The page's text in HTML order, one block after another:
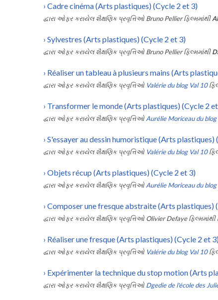
› Cadre cinéma (Arts plastiques) (Cycle 2 et 3)
દ્વારા ઓફર કરાયેલ શૈક્ષણિક પ્રવૃત્તિઓ Bruno Pellier ફિલ્મમાંથી
› Sylvestres (Arts plastiques) (Cycle 2 et 3)
દ્વારા ઓફર કરાયેલ શૈક્ષણિક પ્રવૃત્તિઓ Bruno Pellier ફિલ્મમાંથી
› Réaliser un tableau à plusieurs mains (Arts
દ્વારા ઓફર કરાયેલ શૈક્ષણિક પ્રવૃત્તિઓ Valérie du blog Val 10
› Transformer le monde (Arts plastiques) (Cycle 2
દ્વારા ઓફર કરાયેલ શૈક્ષણિક પ્રવૃત્તિઓ Aurélie Moriceau du
› S'essayer au dessin humoristique (Arts plastiques)
દ્વારા ઓફર કરાયેલ શૈક્ષણિક પ્રવૃત્તિઓ Valérie du blog Val 10
› Objets récup (Arts plastiques) (Cycle 2 et 3)
દ્વારા ઓફર કરાયેલ શૈક્ષણિક પ્રવૃત્તિઓ Aurélie Moriceau du
› Composer une fresque abstraite (Arts plastiques)
દ્વારા ઓફર કરાયેલ શૈક્ષણિક પ્રવૃત્તિઓ Olivier Defaye ફિલ્મમાંથી
› Réaliser une fresque (Arts plastiques) (Cycle 2 et 3)
દ્વારા ઓફર કરાયેલ શૈક્ષણિક પ્રવૃત્તિઓ Valérie du blog Val 10
› Expérimenter la technique du stop motion (Arts
દ્વારા ઓફર કરાયેલ શૈક્ષણિક પ્રવૃત્તિઓ Dgedie de l'école des